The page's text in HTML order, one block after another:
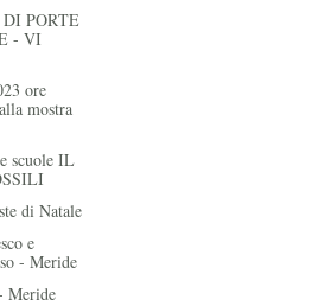
PORTE
- VI
ore
mostra
scuole IL
di Natale
e
- Meride
Meride